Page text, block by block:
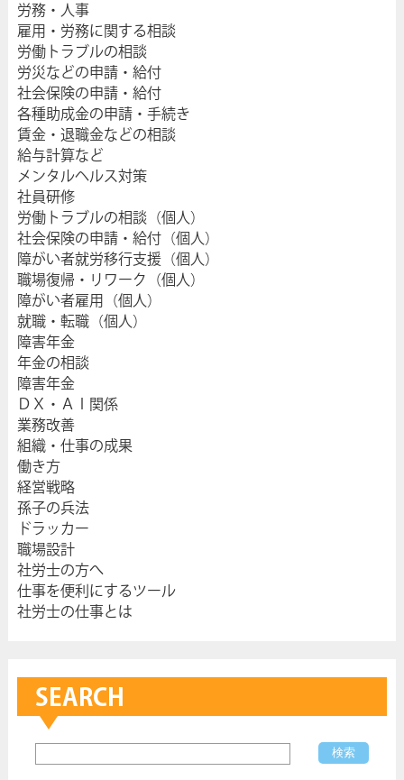
労務・人事
雇用・労務に関する相談
労働トラブルの相談
労災などの申請・給付
社会保険の申請・給付
各種助成金の申請・手続き
賃金・退職金などの相談
給与計算など
メンタルヘルス対策
社員研修
労働トラブルの相談（個人）
社会保険の申請・給付（個人）
障がい者就労移行支援（個人）
職場復帰・リワーク（個人）
障がい者雇用（個人）
就職・転職（個人）
障害年金
年金の相談
障害年金
ＤＸ・ＡＩ関係
業務改善
組織・仕事の成果
働き方
経営戦略
孫子の兵法
ドラッカー
職場設計
社労士の方へ
仕事を便利にするツール
社労士の仕事とは
SEARCH